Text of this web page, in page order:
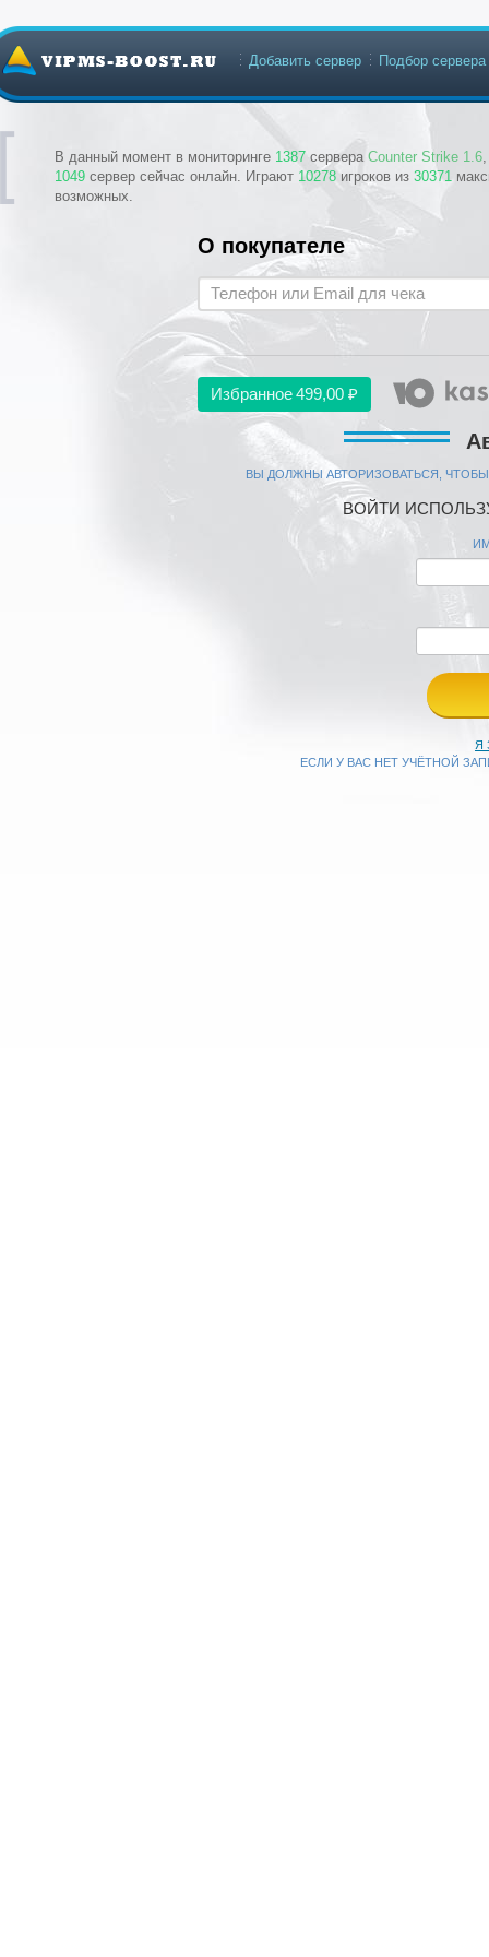
В данный момент в мониторинге 1387 сервера Counter Strike 1.6
1049 сервер сейчас онлайн. Играют 10278 игроков из 30371
возможных.
Добавить сервер Подбор сервера
О покупателе
Избранное499,00 ₽
ВЫ ДОЛЖНЫ АВТОРИЗОВАТЬСЯ,
ВОЙТИ
Я
ЕСЛИ У ВАС НЕТ УЧЁТНОЙ